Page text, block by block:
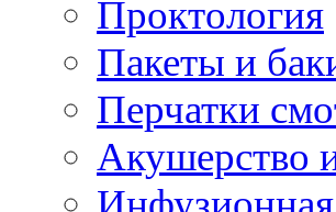
Проктология
Пакеты и
Перчатки
Акушерство